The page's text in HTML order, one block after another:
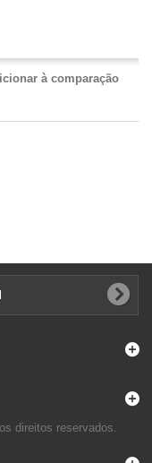
à comparação
direitos reservados.